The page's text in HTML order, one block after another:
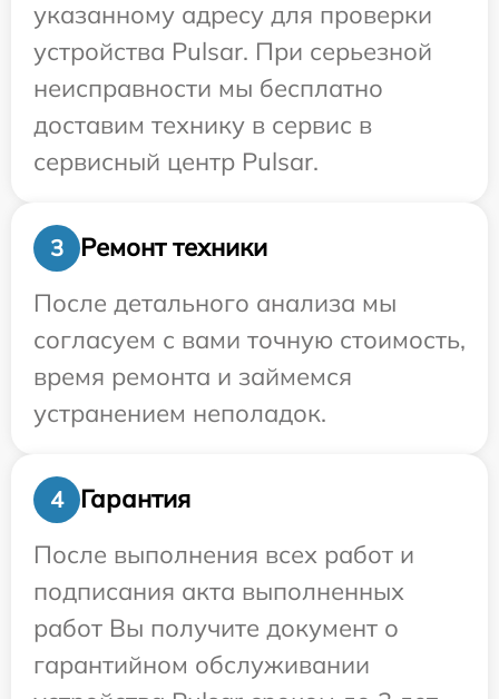
указанному адресу для проверки
устройства Pulsar. При серьезной
неисправности мы бесплатно
доставим технику в сервис в
сервисный центр Pulsar.
3
Ремонт техники
После детального анализа мы
согласуем с вами точную стоимость,
время ремонта и займемся
устранением неполадок.
4
Гарантия
После выполнения всех работ и
подписания акта выполненных
работ Вы получите документ о
гарантийном обслуживании